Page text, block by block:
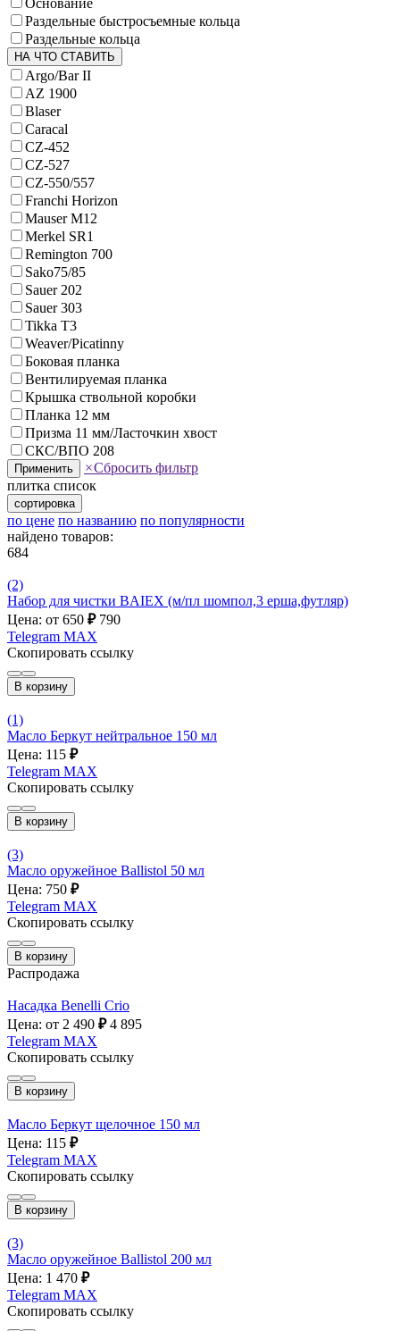
Раздельные быстросъемные кольца
Раздельные кольца
НА ЧТО СТАВИТЬ
Argo/Bar II
AZ 1900
Blaser
Caracal
CZ-452
CZ-527
CZ-550/557
Franchi Horizon
Mauser M12
Merkel SR1
Remington 700
Sako75/85
Sauer 202
Sauer 303
Tikka T3
Weaver/Picatinny
Боковая планка
Вентилируемая планка
Крышка ствольной коробки
Планка 12 мм
Призма 11 мм/Ласточкин хвост
СКС/ВПО 208
Применить ×Сбросить фильтр
плитка список
сортировка
по цене по названию по популярности
найдено товаров:
684
(2)
Набор для чистки BAIEX (м/пл шомпол,3 ерша,футляр)
Цена: от 650 ₽ 790
Telegram MAX
Скопировать ссылку
В корзину
(1)
Масло Беркут нейтральное 150 мл
Цена: 115 ₽
Telegram MAX
Скопировать ссылку
В корзину
(3)
Масло оружейное Ballistol 50 мл
Цена: 750 ₽
Telegram MAX
Скопировать ссылку
В корзину
Распродажа
Насадка Benelli Crio
Цена: от 2 490 ₽ 4 895
Telegram MAX
Скопировать ссылку
В корзину
Масло Беркут щелочное 150 мл
Цена: 115 ₽
Telegram MAX
Скопировать ссылку
В корзину
(3)
Масло оружейное Ballistol 200 мл
Цена: 1 470 ₽
Telegram MAX
Скопировать ссылку